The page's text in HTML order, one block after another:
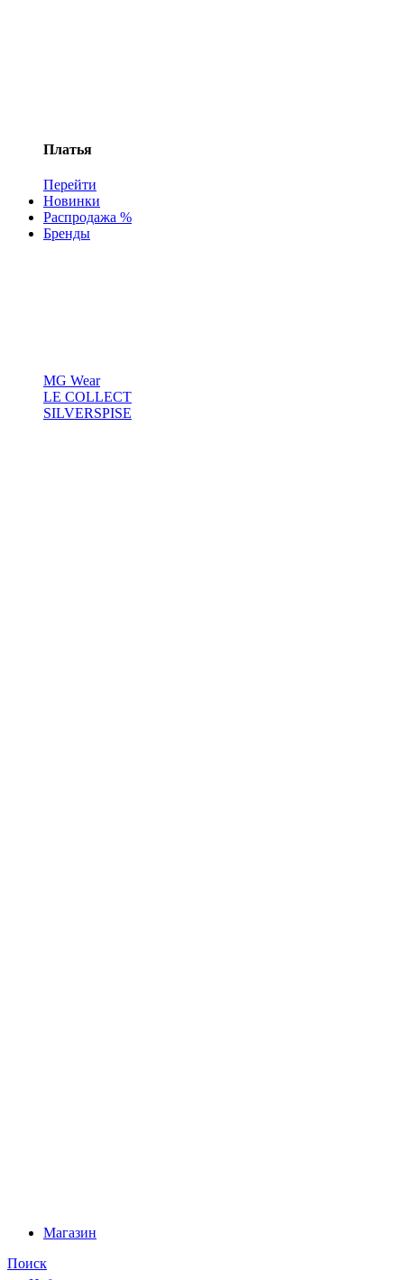
Платья
Перейти
Новинки
Распродажа %
Бренды
MG Wear
LE COLLECT
SILVERSPISE
Магазин
Поиск